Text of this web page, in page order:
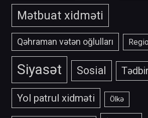
Mətbuat xidməti
Qəhraman vətən oğlulları
Siyasət Sosial
Yol patrul xidməti Ölkə